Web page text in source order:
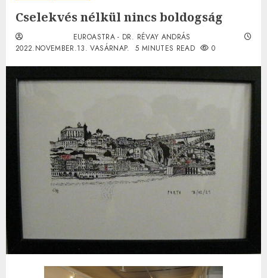
Cselekvés nélkül nincs boldogság
EUROASTRA - DR. RÉVAY ANDRÁS
2022.NOVEMBER.13. VASÁRNAP.
5 MINUTES READ 0